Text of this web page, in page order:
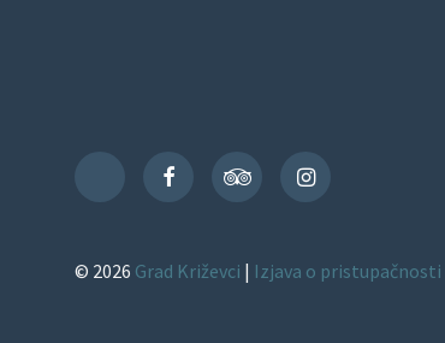
TikTok
FacebookTripAdvisorInstagram
© 2026 Grad Križevci | Izjava o pristupačnosti